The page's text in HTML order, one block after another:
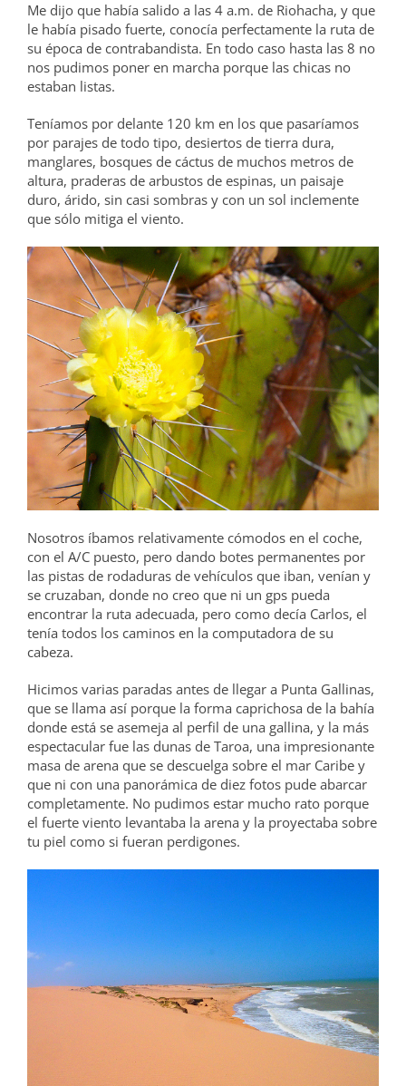
Me dijo que había salido a las 4 a.m. de Riohacha, y que
le había pisado fuerte, conocía perfectamente la ruta de
su época de contrabandista. En todo caso hasta las 8 no
nos pudimos poner en marcha porque las chicas no
estaban listas.
Teníamos por delante 120 km en los que pasaríamos
por parajes de todo tipo, desiertos de tierra dura,
manglares, bosques de cáctus de muchos metros de
altura, praderas de arbustos de espinas, un paisaje
duro, árido, sin casi sombras y con un sol inclemente
que sólo mitiga el viento.
Nosotros íbamos relativamente cómodos en el coche,
con el A/C puesto, pero dando botes permanentes por
las pistas de rodaduras de vehículos que iban, venían y
se cruzaban, donde no creo que ni un gps pueda
encontrar la ruta adecuada, pero como decía Carlos, el
tenía todos los caminos en la computadora de su
cabeza.
Hicimos varias paradas antes de llegar a Punta Gallinas,
que se llama así porque la forma caprichosa de la bahía
donde está se asemeja al perfil de una gallina, y la más
espectacular fue las dunas de Taroa, una impresionante
masa de arena que se descuelga sobre el mar Caribe y
que ni con una panorámica de diez fotos pude abarcar
completamente. No pudimos estar mucho rato porque
el fuerte viento levantaba la arena y la proyectaba sobre
tu piel como si fueran perdigones.